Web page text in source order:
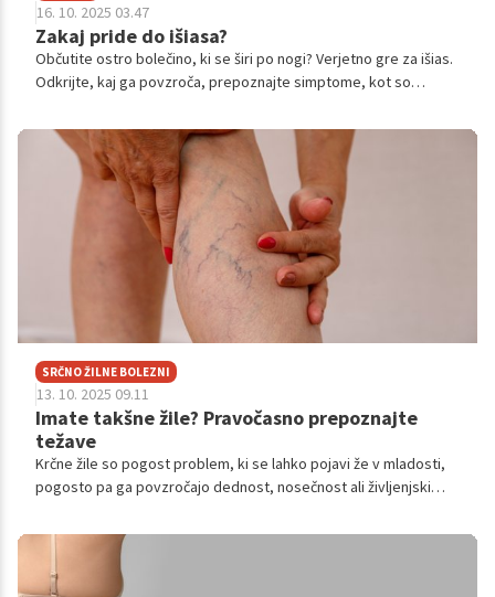
16. 10. 2025 03.47
Zakaj pride do išiasa?
Občutite ostro bolečino, ki se širi po nogi? Verjetno gre za išias.
Odkrijte, kaj ga povzroča, prepoznajte simptome, kot so
zdravljenja in preventivnih ukrepov lahko ponovno zaživite brez
bolečin.
SRČNO ŽILNE BOLEZNI
13. 10. 2025 09.11
Imate takšne žile? Pravočasno prepoznajte
težave
Krčne žile so pogost problem, ki se lahko pojavi že v mladosti,
pogosto pa ga povzročajo dednost, nosečnost ali življenjski
in otekanje, ter obisk zdravnika sta ključna za preprečevanje
zapletov in izboljšanje kakovosti življenja.